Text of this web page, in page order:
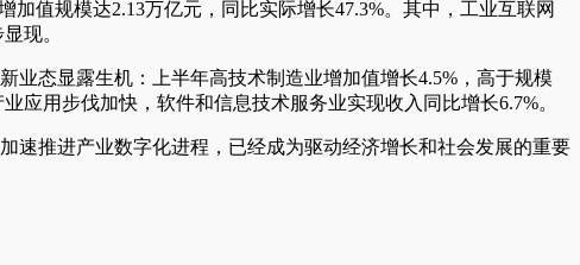
值规模达2.13万亿元，同比实际增长47.3%。其中，工业互联网
现。
业态显露生机：上半年高技术制造业增加值增长4.5%，高于规模
应用步伐加快，软件和信息技术服务业实现收入同比增长6.7%。
速推进产业数字化进程，已经成为驱动经济增长和社会发展的重要